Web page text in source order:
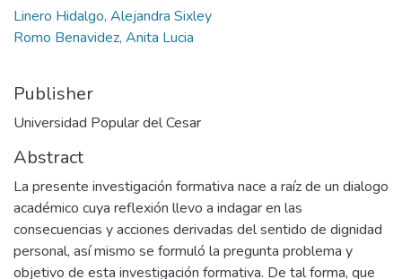
Linero Hidalgo, Alejandra Sixley
Romo Benavidez, Anita Lucia
Publisher
Universidad Popular del Cesar
Abstract
La presente investigación formativa nace a raíz de un dialogo
académico cuya reflexión llevo a indagar en las
consecuencias y acciones derivadas del sentido de dignidad
personal, así mismo se formuló la pregunta problema y
objetivo de esta investigación formativa. De tal forma, que